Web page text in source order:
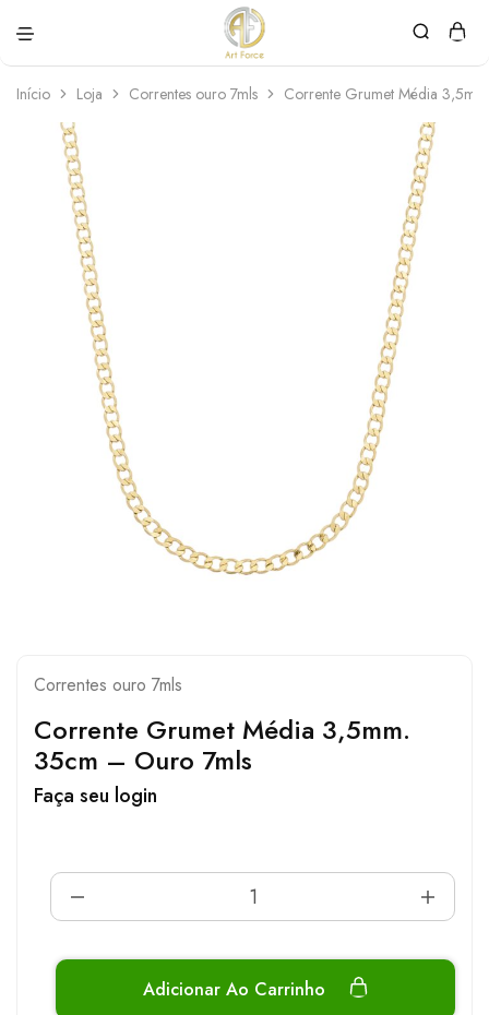
Force
personalizadas
Início Loja Correntes ouro 7mls Corrente Grumet Média
Correntes ouro 7mls
Corrente Grumet Média 3,5mm.
35cm – Ouro 7mls
Faça seu login
Adicionar Ao Carrinho